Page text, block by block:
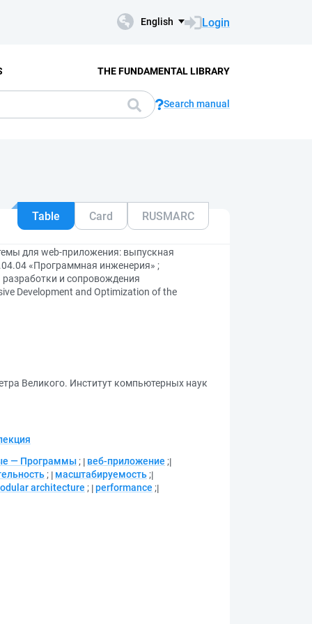
English Login
THE FUNDAMENTAL LIBRARY
Search manual
Table Card RUSMARC
для web-приложения: выпускная
«Программная инженерия» ;
и сопровождения
Development and Optimization of the
Великого. Институт компьютерных наук
— Программы ; веб-приложение ;
; масштабируемость ;
architecture ; performance ;